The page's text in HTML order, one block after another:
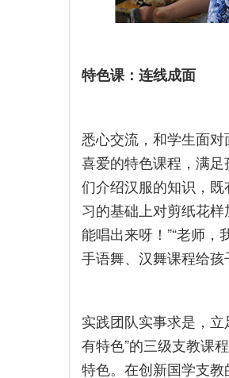
特色课：连线成面
悉心交流，和学生面对
喜爱的特色课程，满
们介绍汉服的知识，
习的基础上对剪纸花
能唱出来呀！”“老师，
手语舞、汉舞课程给孩
实践团队实事求是，立
有特色”的三级支教课
特色。在创新国学支教